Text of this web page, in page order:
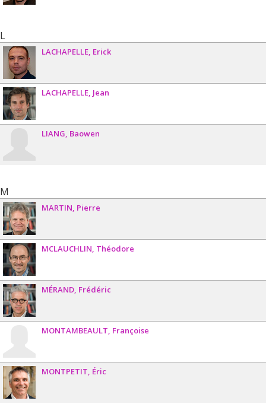
L
LACHAPELLE Erick
LACHAPELLE Jean
LIANG Baowen
M
MARTIN Pierre
MCLAUCHLIN Théodore
MÉRAND Frédéric
MONTAMBEAULT Françoise
MONTPETIT Éric